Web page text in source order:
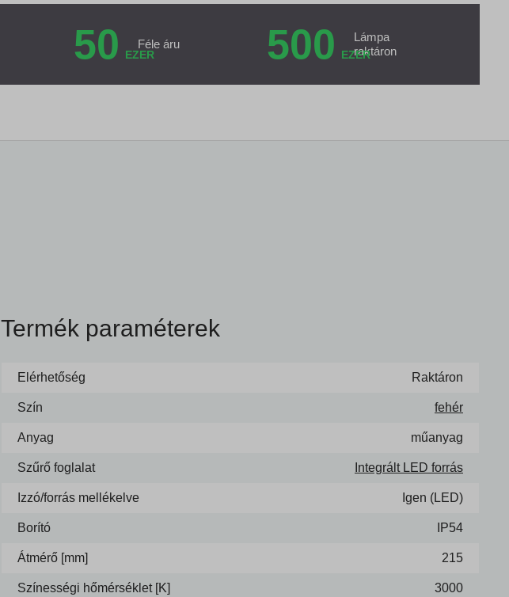
50 EZER
Féle áru 500 EZER
Lámpa
raktáron
Termék paraméterek
Elérhetőség Raktáron
Szín fehér
Anyag műanyag
Szűrő foglalat Integrált LED forrás
Izzó/forrás mellékelve Igen (LED)
Borító IP54
Átmérő [mm] 215
Színességi hőmérséklet [K] 3000